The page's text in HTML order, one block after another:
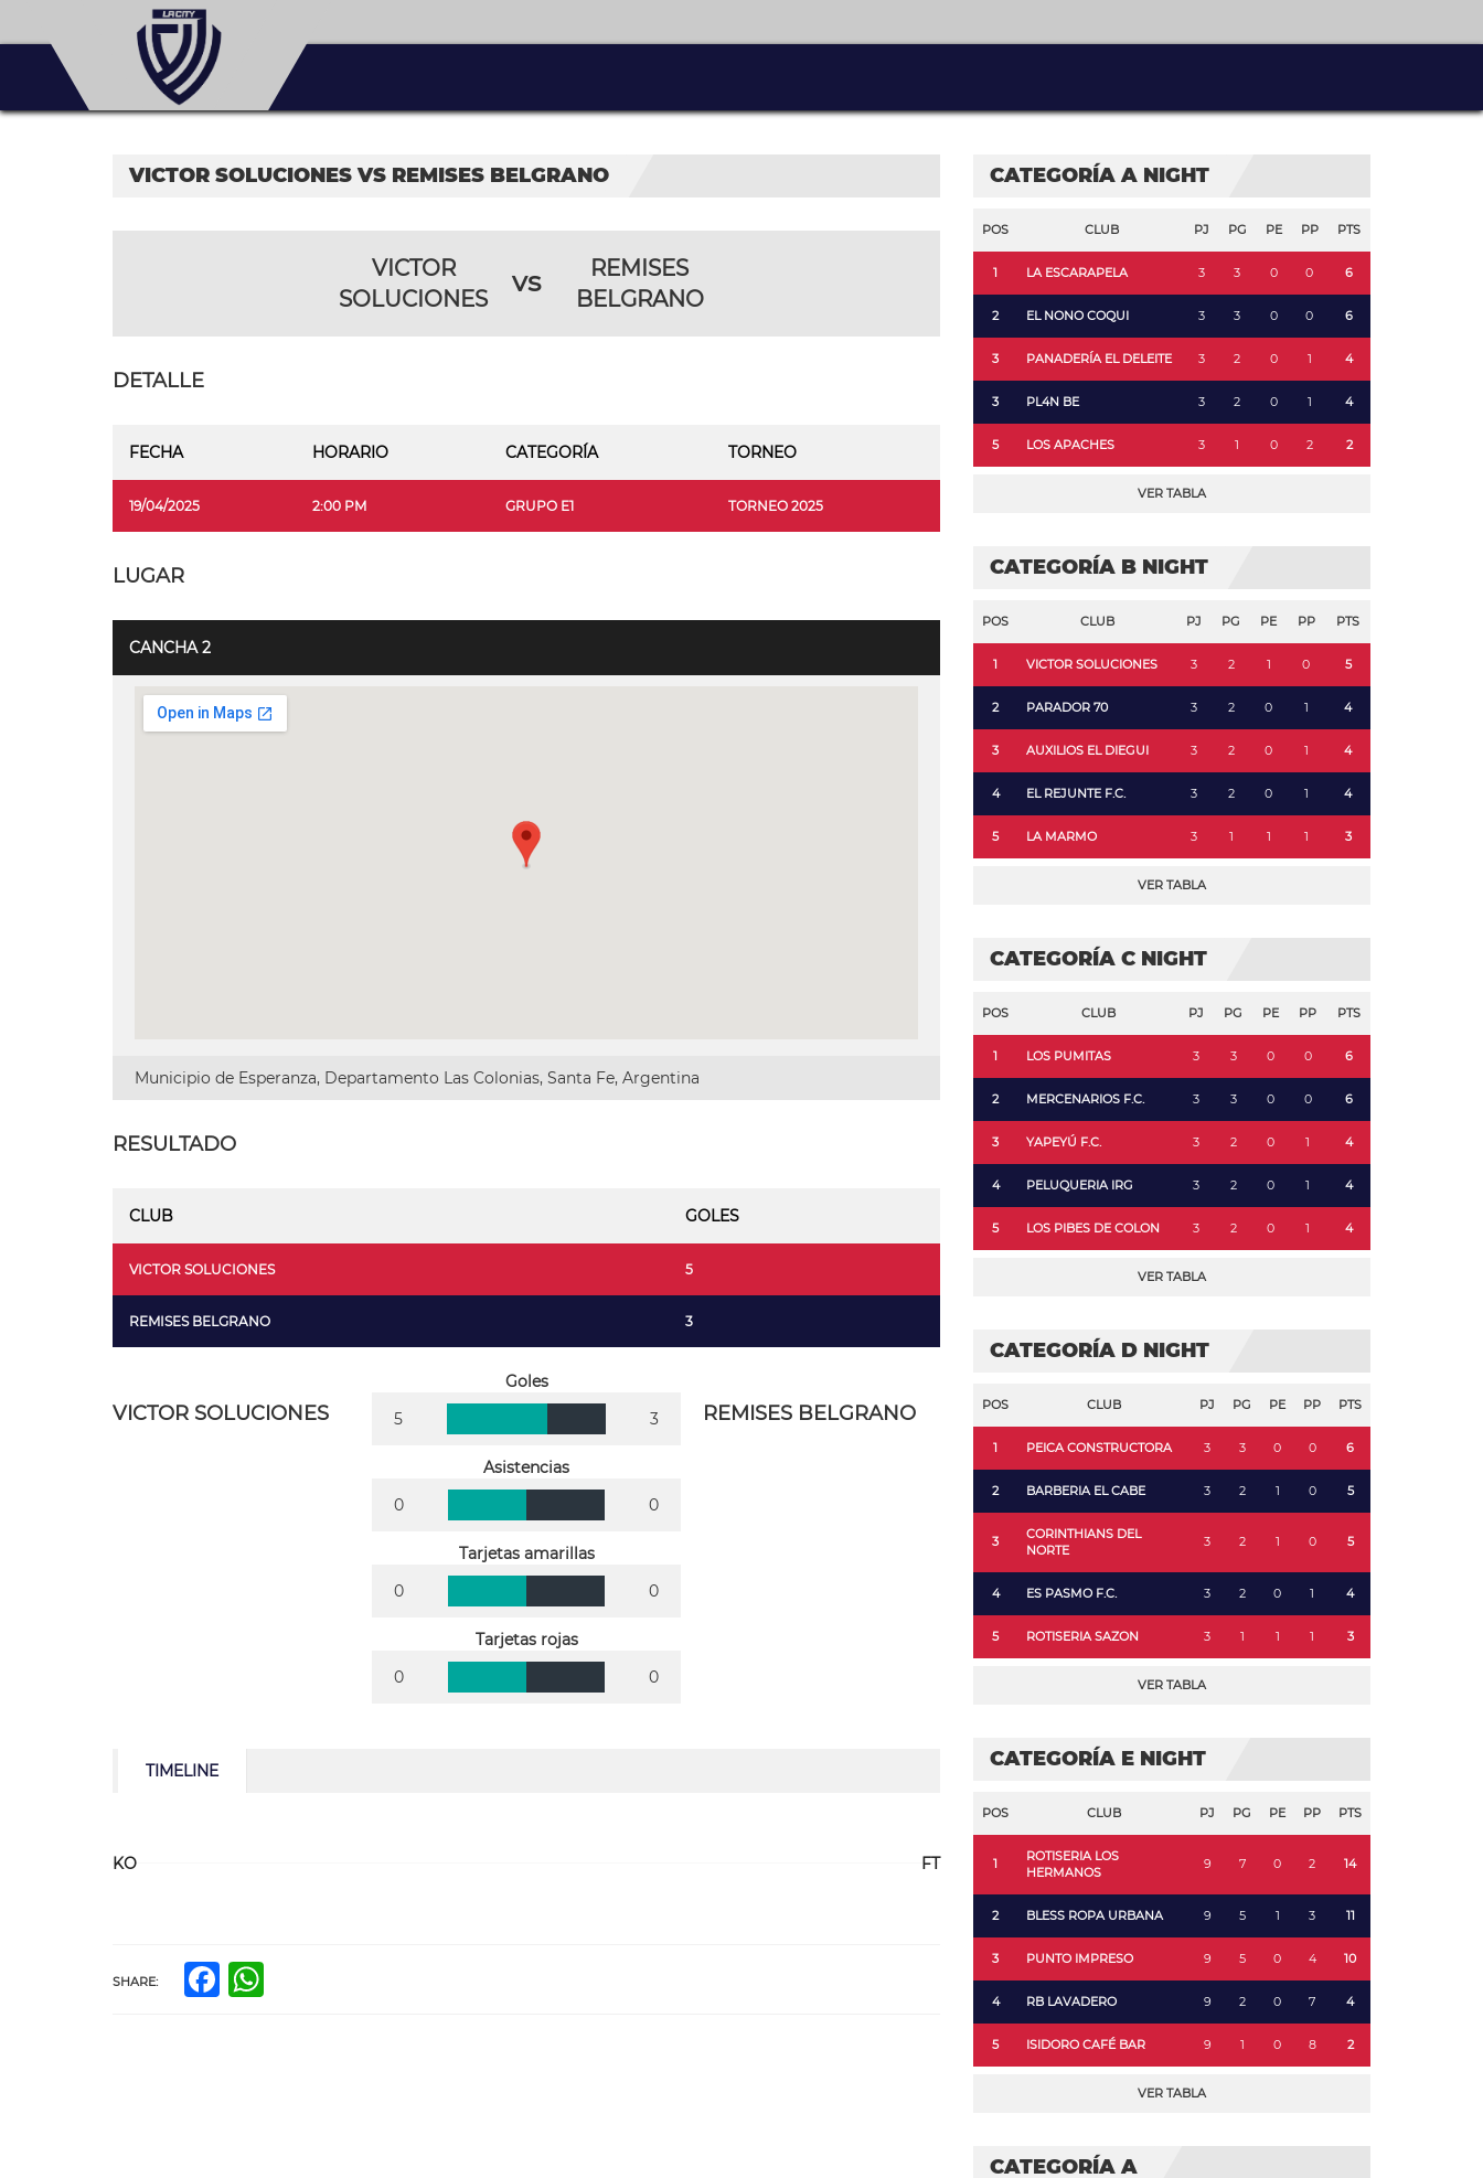
VICTOR SOLUCIONES VS REMISES BELGRANO
VICTOR
SOLUCIONES
vs
REMISES
BELGRANO
DETALLE
FECHA HORARIO CATEGORÍA TORNEO
19/04/2025 2:00 PM GRUPO E1 TORNEO 2025
LUGAR
CANCHA 2
Municipio de Esperanza, Departamento Las Colonias, Santa Fe, Argentina
RESULTADO
CLUB GOLES
VICTOR SOLUCIONES 5
REMISES BELGRANO 3
VICTOR SOLUCIONES REMISES BELGRANO
Goles
5
3
Asistencias
0
0
Tarjetas amarillas
0
0
Tarjetas rojas
0
0
TIMELINE
KO FT
SHARE: Facebook
CATEGORÍA A NIGHT
POS CLUB PJ PG PE PP PTS
1 LA ESCARAPELA 3 3 0 0 6
2 EL NONO COQUI 3 3 0 0 6
3 PANADERÍA EL DELEITE 3 2 0 1 4
3 PL4N BE 3 2 0 1 4
5 LOS APACHES 3 1 0 2 2
VER TABLA
CATEGORÍA B NIGHT
POS CLUB PJ PG PE PP PTS
1 VICTOR SOLUCIONES 3 2 1 0 5
2 PARADOR 70 3 2 0 1 4
3 AUXILIOS EL DIEGUI 3 2 0 1 4
4 EL REJUNTE F.C. 3 2 0 1 4
5 LA MARMO 3 1 1 1 3
VER TABLA
CATEGORÍA C NIGHT
POS CLUB PJ PG PE PP PTS
1 LOS PUMITAS 3 3 0 0 6
2 MERCENARIOS F.C. 3 3 0 0 6
3 YAPEYÚ F.C. 3 2 0 1 4
4 PELUQUERIA IRG 3 2 0 1 4
5 LOS PIBES DE COLON 3 2 0 1 4
VER TABLA
CATEGORÍA D NIGHT
POS CLUB PJ PG PE PP PTS
1 PEICA CONSTRUCTORA 3 3 0 0 6
2 BARBERIA EL CABE 3 2 1 0 5
3
CORINTHIANS DEL
NORTE
3 2 1 0 5
4 ES PASMO F.C. 3 2 0 1 4
5 ROTISERIA SAZON 3 1 1 1 3
VER TABLA
CATEGORÍA E NIGHT
POS CLUB PJ PG PE PP PTS
1
ROTISERIA LOS
HERMANOS
9 7 0 2 14
2 BLESS ROPA URBANA 9 5 1 3 11
3 PUNTO IMPRESO 9 5 0 4 10
4 RB LAVADERO 9 2 0 7 4
5 ISIDORO CAFÉ BAR 9 1 0 8 2
VER TABLA
CATEGORÍA A